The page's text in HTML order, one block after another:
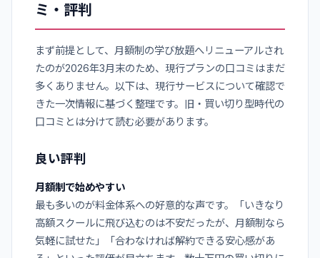
ミ・評判
まず前提として、月額制の学び放題へリニューアルされ
たのが2026年3月末のため、現行プランの口コミはまだ
多くありません。以下は、現行サービスについて確認で
きた一次情報に基づく整理です。旧・買い切り型時代の
口コミとは分けて読む必要があります。
良い評判
月額制で始めやすい
最も多いのが料金体系への好意的な声です。「いきなり
高額スクールに飛び込むのは不安だったが、月額制なら
気軽に試せた」「合わなければ解約できる安心感があ